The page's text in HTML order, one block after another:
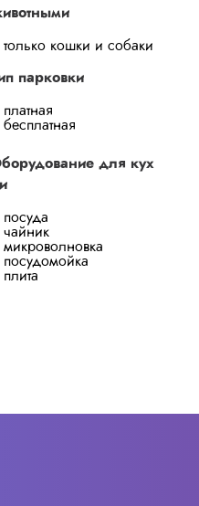
только кошки и собаки
парковки
платная
бесплатная
для кух
посуда
чайник
микроволновка
посудомойка
плита